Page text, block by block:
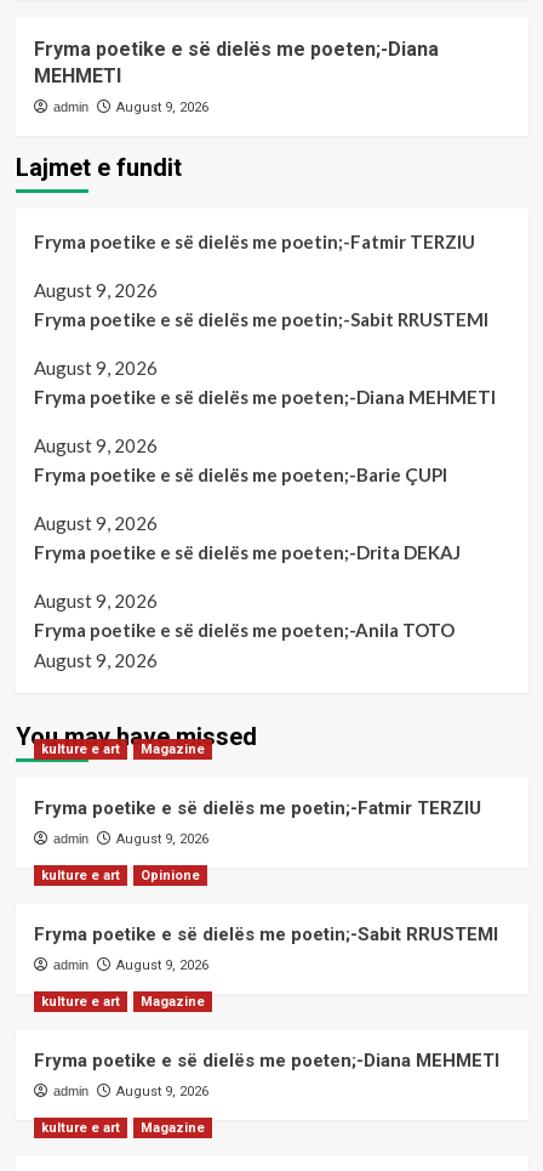
Fryma poetike e së dielës me poeten;-Diana
MEHMETI
admin August 9, 2026
Lajmet e fundit
Fryma poetike e së dielës me poetin;-Fatmir TERZIU
August 9, 2026
Fryma poetike e së dielës me poetin;-Sabit RRUSTEMI
August 9, 2026
Fryma poetike e së dielës me poeten;-Diana MEHMETI
August 9, 2026
Fryma poetike e së dielës me poeten;-Barie ÇUPI
August 9, 2026
Fryma poetike e së dielës me poeten;-Drita DEKAJ
August 9, 2026
Fryma poetike e së dielës me poeten;-Anila TOTO
August 9, 2026
You may have missed
kulture e art Magazine
Fryma poetike e së dielës me poetin;-Fatmir TERZIU
admin August 9, 2026
kulture e art Opinione
Fryma poetike e së dielës me poetin;-Sabit RRUSTEMI
admin August 9, 2026
kulture e art Magazine
Fryma poetike e së dielës me poeten;-Diana MEHMETI
admin August 9, 2026
kulture e art Magazine